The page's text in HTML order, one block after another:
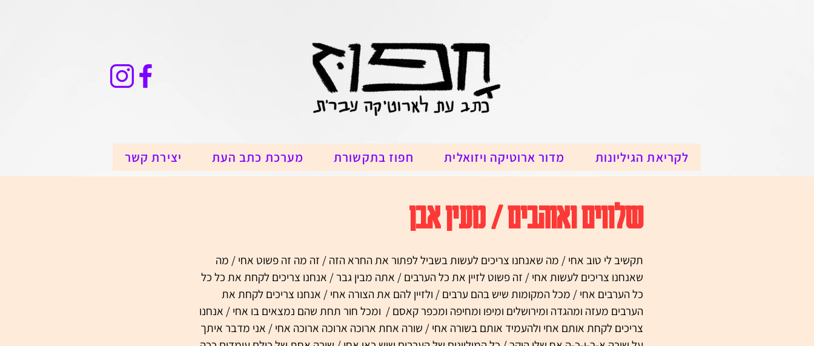
יצירת קשר מערכת כתב העת חפוז בתקשורת מדור ארוטיקה ויזואלית לקריאת הגיליונות
שלווים ואוהבים / מעין אבן
תקשיב לי טוב אחי / מה שאנחנו צריכים לעשות בשביל לפתור את החרא הזה / זה מה זה פשוט אחי / מה
שאנחנו צריכים לעשות אחי / זה פשוט לזיין את כל הערבים / אתה מבין גבר / אנחנו צריכים לקחת את כל כל
כל הערבים אחי / מכל המקומות שיש בהם ערבים / ולזיין להם את הצורה אחי / אנחנו צריכים לקחת את
הערבים מעזה ומהגדה ומירושלים ומיפו ומחיפה ומכפר קאסם /  ומכל חור תחת שהם נמצאים בו אחי / אנחנו
צריכים לקחת אותם אחי ולהעמיד אותם בשורה אחי / שורה אחת ארוכה ארוכה ארוכה אחי / אני מדבר איתך